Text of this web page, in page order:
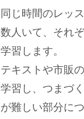
同じ時間のレッ
数人いて、それ
学習します。
テキストや市販
学習し、つまづ
が難しい部分に